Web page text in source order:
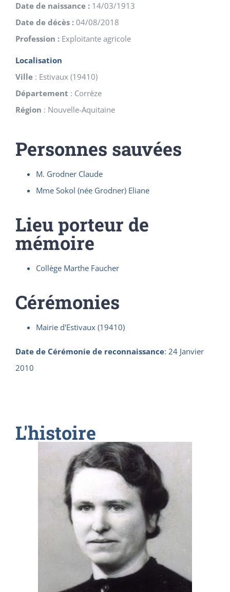
Date de naissance : 14/03/1913
Date de décès : 04/08/2018
Profession : Exploitante agricole
Localisation
Ville : Estivaux (19410)
Département : Corrèze
Région : Nouvelle-Aquitaine
Personnes sauvées
M. Grodner Claude
Mme Sokol (née Grodner) Eliane
Lieu porteur de
mémoire
Collège Marthe Faucher
Cérémonies
Mairie d'Estivaux (19410)
Date de Cérémonie de reconnaissance: 24 Janvier
2010
L'histoire